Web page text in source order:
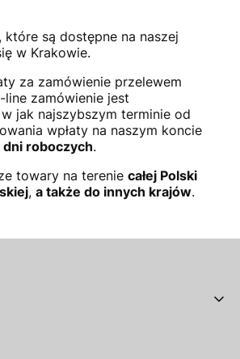
które są dostępne na naszej
w Krakowie.
za zamówienie przelewem
zamówienie jest
jak najszybszym terminie od
wpłaty na naszym koncie
dni roboczych.
towary na terenie całej Polski
, a także do innych krajów.